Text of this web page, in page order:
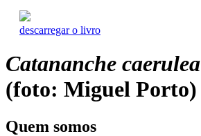
descarregar o livro
Catananche caerulea
(foto: Miguel Porto)
Quem somos